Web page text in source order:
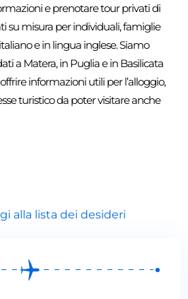
e prenotare tour privati di
su misura per individuali, famiglie
e in lingua inglese. Siamo
a Matera, in Puglia e in Basilicata
informazioni utili per l’alloggio,
turistico da poter visitare anche
alla lista dei desideri